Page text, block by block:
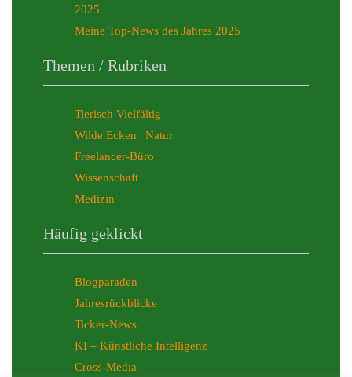
2025
Meine Top-News des Jahres 2025
Themen / Rubriken
Tierisch Vielfältig
Wilde Ecken | Natur
Freelancer-Büro
Wissenschaft
Medizin
Häufig geklickt
Blogparaden
Jahresrückblicke
Ticker-News
KI – Künstliche Intelligenz
Cross-Media